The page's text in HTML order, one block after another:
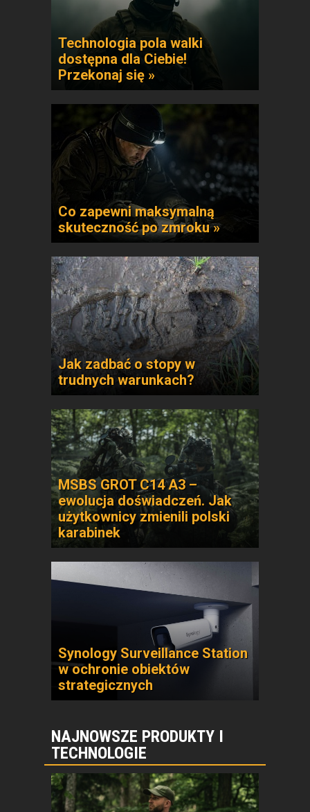
Technologia pola walki
dostępna dla Ciebie!
Przekonaj się »
Co zapewni maksymalną
skuteczność po zmroku »
Jak zadbać o stopy w
trudnych warunkach?
MSBS GROT C14 A3 –
ewolucja doświadczeń. Jak
użytkownicy zmienili polski
karabinek
Synology Surveillance Station
w ochronie obiektów
strategicznych
NAJNOWSZE PRODUKTY I
TECHNOLOGIE